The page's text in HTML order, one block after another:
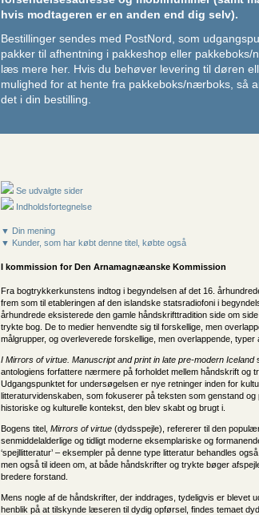
hvis modtageren er en anden end dig selv).
Bestillinger sendes med PostNord, som
pakker til afhentning i pakkeshop eller pakkeboks/
læs mere her. Hvis du behøver levering til døren
mulighed for at hente fra pakkeboks/nærboks, så
det i din bestilling.
Se udvalgte sider
Indholdsfortegnelse
▼ Din mening
▼ Kunder, som har købt denne titel, købte også
I kommission forDen Arnamagnæanske Kommission
Fra bogtrykkerkunstens indtog i begyndelsen af det 16.
frem som til etableringen af den islandske statsradiofoni i
århundrede eksisterede den gamle håndskrifttradition side om
trykte bog. De to medier henvendte sig til forskellige, men
målgrupper, og overleverede forskellige, men overlappende, typer
I Mirrors of virtue. Manuscript and print in late pre-modern Iceland
antologiens forfattere nærmere på forholdet mellem håndskrift og
Udgangspunktet for undersøgelsen er nye retninger inden for
litteraturvidenskaben, som fokuserer på teksten som genstand og
historiske og kulturelle kontekst, den blev skabt og brugt i.
Bogens titel, Mirrors of virtue (dydsspejle), refererer til den
senmiddelalderlige og tidligt moderne eksemplariske og
‘spejllitteratur’ – eksempler på denne type litteratur behandles
men også til ideen om, at både håndskrifter og trykte bøger
bredere forstand.
Mens nogle af de håndskrifter, der inddrages, tydeligvis er blevet
henblik på at tilskynde læseren til dydig opførsel, findes temaet